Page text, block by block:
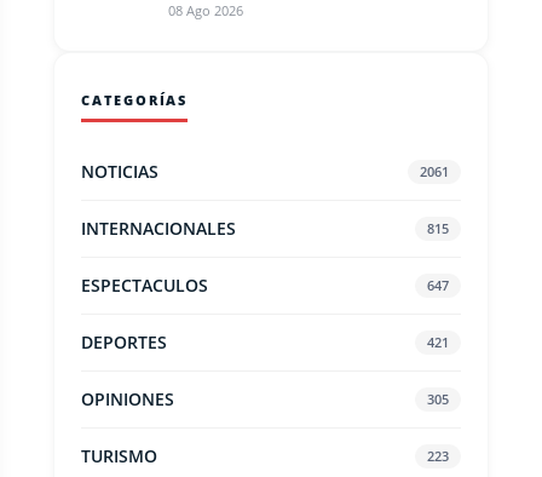
08 Ago 2026
CATEGORÍAS
NOTICIAS 2061
INTERNACIONALES 815
ESPECTACULOS 647
DEPORTES 421
OPINIONES 305
TURISMO 223